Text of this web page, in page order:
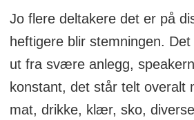
Jo flere deltakere det er på
heftigere blir stemningen.
ut fra svære anlegg,
konstant, det står telt overalt
mat, drikke, klær, sko,